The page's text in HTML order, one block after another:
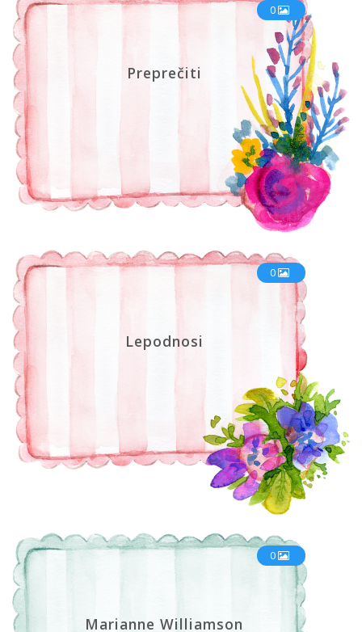
Preprečiti
0
Lepodnosi
0
Marianne Williamson
0